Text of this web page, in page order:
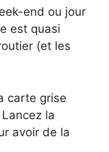
end ou jour
est quasi
(et les
carte grise
la
avoir de la